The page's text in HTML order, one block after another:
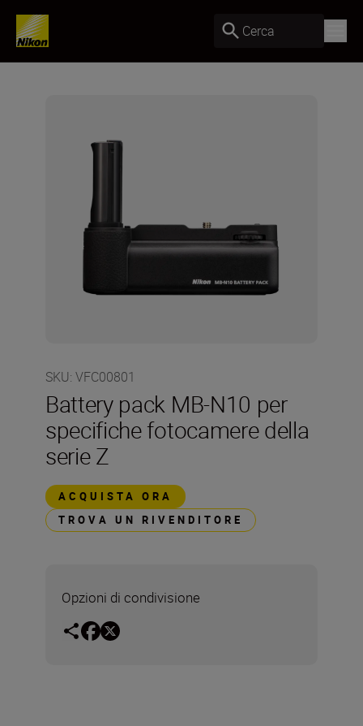
Cerca
SKU: VFC00801
Battery pack MB-N10 per
specifiche fotocamere della
serie Z
ACQUISTA ORA
TROVA UN RIVENDITORE
Opzioni di condivisione